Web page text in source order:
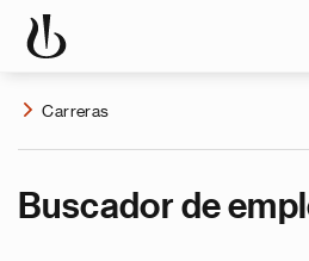
Carreras
Buscador de